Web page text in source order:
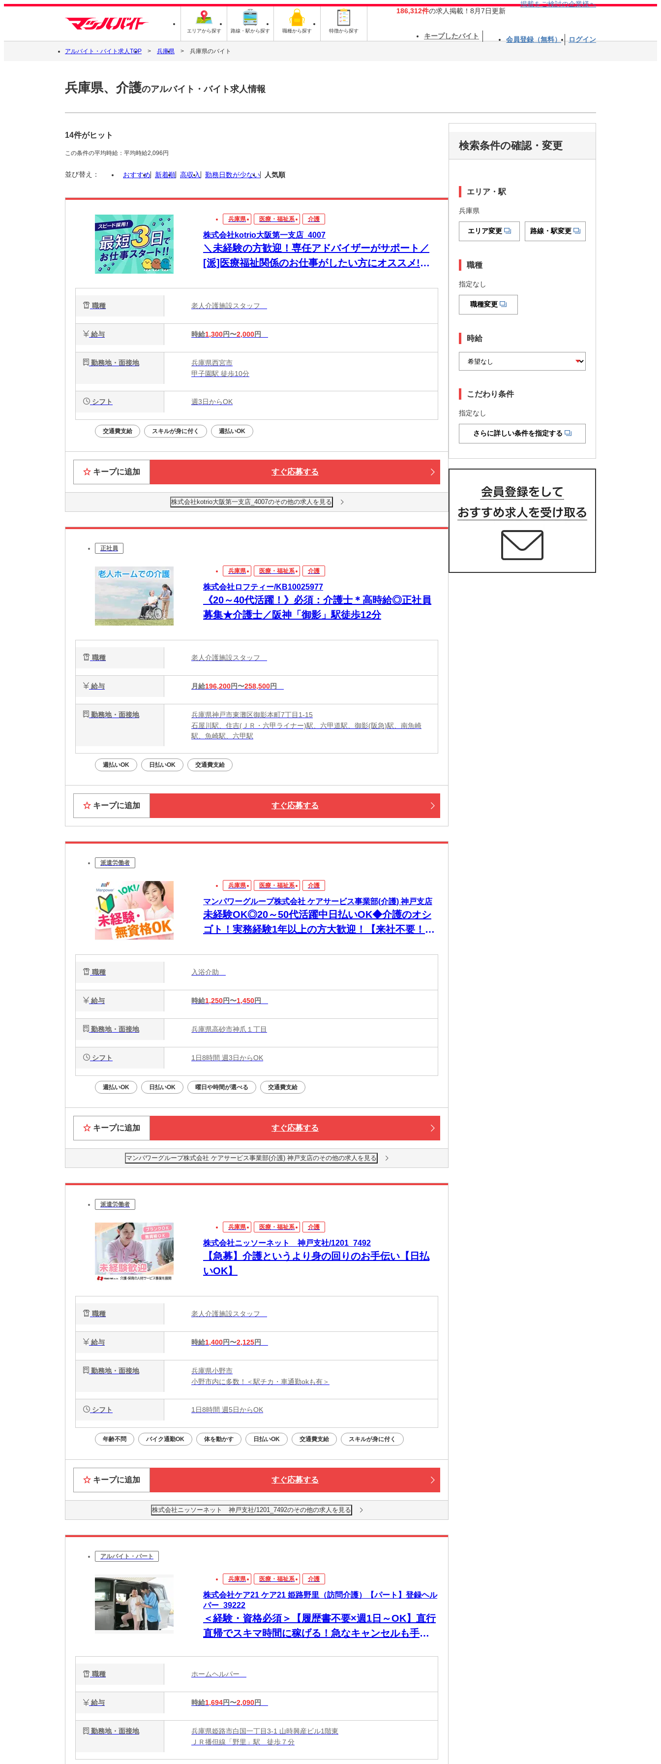
エリアから探す 路線・駅から探す 職種から探す 特徴から探す
186,312件の求人掲載！8月7日更新
掲載をご検討の企業様へ
キープしたバイト 会員登録（無料） ログイン
アルバイト・バイト求人TOP 兵庫県 兵庫県のバイト
兵庫県、介護のアルバイト・バイト求人情報
14件がヒット
この条件の平均時給：平均時給2,096円
並び替え： おすすめ 新着順 高収入 勤務日数が少ない 人気順
兵庫県 医療・福祉系 介護
株式会社kotrio大阪第一支店_4007
＼未経験の方歓迎！専任アドバイザーがサポート／
[派]医療福祉関係のお仕事がしたい方にオススメ!手
職種 老人介護施設スタッフ
給与 時給1,300円〜2,000円
勤務地・面接地
兵庫県西宮市
甲子園駅 徒歩10分
シフト 週3日からOK
交通費支給 スキルが身に付く 週払いOK
キープに追加 すぐ応募する
株式会社kotrio大阪第一支店_4007のその他の求人を見る
正社員
兵庫県 医療・福祉系 介護
株式会社ロフティー/KB10025977
《20～40代活躍！》必須：介護士＊高時給◎正社員
募集★介護士／阪神「御影」駅徒歩12分
職種 老人介護施設スタッフ
給与 月給196,200円〜258,500円
勤務地・面接地
兵庫県神戸市東灘区御影本町7丁目1-15
石屋川駅、住吉(ＪＲ・六甲ライナー)駅、六甲道駅、御影(阪急)駅、南魚崎
駅、魚崎駅、六甲駅
週払いOK 日払いOK 交通費支給
キープに追加 すぐ応募する
派遣労働者
兵庫県 医療・福祉系 介護
マンパワーグループ株式会社 ケアサービス事業部(介護) 神戸支店
未経験OK◎20～50代活躍中日払いOK◆介護のオシ
ゴト！実務経験1年以上の方大歓迎！【来社不要！
職種 入浴介助
給与 時給1,250円〜1,450円
勤務地・面接地 兵庫県高砂市神爪１丁目
シフト 1日8時間 週3日からOK
週払いOK 日払いOK 曜日や時間が選べる 交通費支給
キープに追加 すぐ応募する
マンパワーグループ株式会社 ケアサービス事業部(介護) 神戸支店のその他の求人を見る
派遣労働者
兵庫県 医療・福祉系 介護
株式会社ニッソーネット 神戸支社/1201_7492
【急募】介護というより身の回りのお手伝い【日払
いOK】
職種 老人介護施設スタッフ
給与 時給1,400円〜2,125円
勤務地・面接地
兵庫県小野市
小野市内に多数！＜駅チカ・車通勤okも有＞
シフト 1日8時間 週5日からOK
年齢不問 バイク通勤OK 体を動かす 日払いOK 交通費支給 スキルが身に付く
キープに追加 すぐ応募する
株式会社ニッソーネット 神戸支社/1201_7492のその他の求人を見る
アルバイト・パート
兵庫県 医療・福祉系 介護
株式会社ケア21 ケア21 姫路野里（訪問介護）【パート】登録ヘル
パー_39222
＜経験・資格必須＞【履歴書不要×週1日～OK】直行
直帰でスキマ時間に稼げる！急なキャンセルも手当
職種 ホームヘルパー
給与 時給1,694円〜2,090円
勤務地・面接地
兵庫県姫路市白国一丁目3-1 山時興産ビル1階東
ＪＲ播但線「野里」駅 徒歩７分
検索条件の確認・変更
エリア・駅
兵庫県
エリア変更 路線・駅変更
職種
指定なし
職種変更
時給
こだわり条件
指定なし
さらに詳しい条件を指定する